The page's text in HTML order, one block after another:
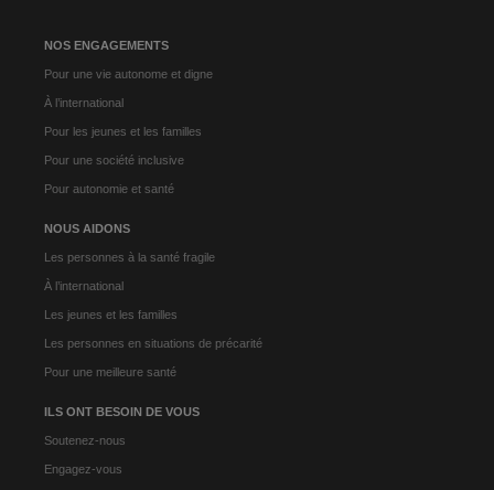
NOS ENGAGEMENTS
Pour une vie autonome et digne
À l’international
Pour les jeunes et les familles
Pour une société inclusive
Pour autonomie et santé
NOUS AIDONS
Les personnes à la santé fragile
À l’international
Les jeunes et les familles
Les personnes en situations de précarité
Pour une meilleure santé
ILS ONT BESOIN DE VOUS
Soutenez-nous
Engagez-vous